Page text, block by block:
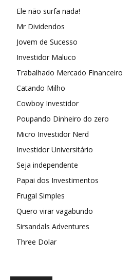
Ele não surfa nada!
Mr Dividendos
Jovem de Sucesso
Investidor Maluco
Trabalhado Mercado Financeiro
Catando Milho
Cowboy Investidor
Poupando Dinheiro do zero
Micro Investidor Nerd
Investidor Universitário
Seja independente
Papai dos Investimentos
Frugal Simples
Quero virar vagabundo
Sirsandals Adventures
Three Dolar